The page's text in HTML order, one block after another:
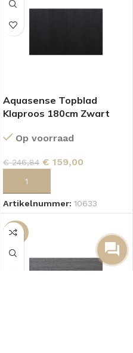
Aquasense Topblad
Klaproos 180cm Zwart
Op voorraad
€246,84 € 159,00
Artikelnummer: 10633
-37%